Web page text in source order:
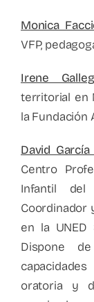
Monica
VFP,
Irene
territorial en
la Fundación
David García
Centro
Infantil del
Coordinador
en la UNED
Dispone
oratoria y